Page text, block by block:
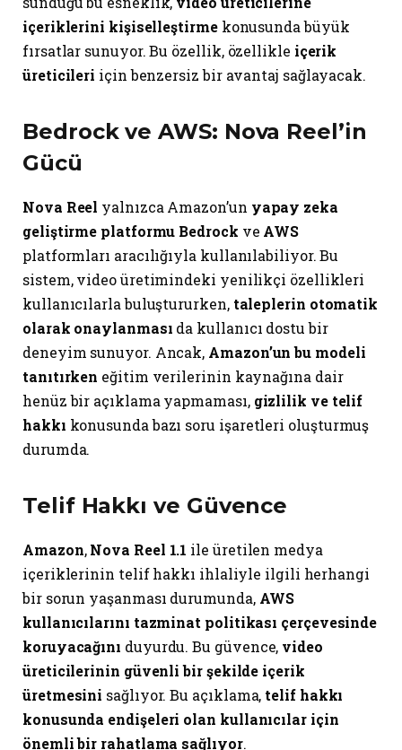
içeriklerini kişiselleştirmekonusunda büyük
fırsatlar sunuyor. Bu özellik, özellikle içerik
üreticileri için benzersiz bir avantaj sağlayacak.
Bedrock ve AWS: Nova Reel’in
Gücü
Nova Reel yalnızca Amazon’un yapay zeka
geliştirme platformu Bedrock ve AWS
platformları aracılığıyla kullanılabiliyor. Bu
sistem, video üretimindeki yenilikçi özellikleri
kullanıcılarla buluştururken, taleplerin otomatik
olarak onaylanması da kullanıcı dostu bir
deneyim sunuyor. Ancak, Amazon’un bu modeli
tanıtırken eğitim verilerinin kaynağına dair
henüz bir açıklama yapmaması, gizlilik ve telif
hakkı konusunda bazı soru işaretleri oluşturmuş
durumda.
Telif Hakkı ve Güvence
Amazon,Nova Reel 1.1 ile üretilen medya
içeriklerinin telif hakkı ihlaliyle ilgili herhangi
bir sorun yaşanması durumunda, AWS
kullanıcılarını tazminat politikası çerçevesinde
koruyacağını duyurdu. Bu güvence, video
üreticilerinin güvenli bir şekilde içerik
üretmesini sağlıyor. Bu açıklama, telif hakkı
konusunda endişeleri olan kullanıcılar için
önemli bir rahatlama sağlıyor.